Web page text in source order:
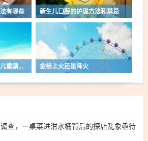
有哪些 新生儿口腔的护理方法和禁忌
儿童龋齿形成原因分析儿童龋齿应如何预防 金桔上火还是降火
查，一桌菜进泔水桶背后的探店乱象亟待